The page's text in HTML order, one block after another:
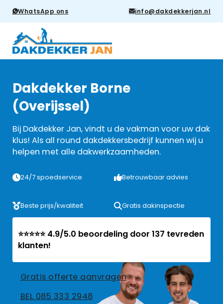
WhatsApp ons info@dakdekkerjan.nl
Dakdekker Borne
(Overijssel)
Bij Dakdekker Jan, vindt u de vakman voor uw dak
klus! Als all round dakdekkersbedrijf kunnen wij u
helpen met alle dakwerkzaamheden.
24/7 spoedservice Betrouwbaar advies
Beste prijs/kwaliteit Gratis dakinspectie
⭐⭐⭐⭐⭐ 4.9/5.0 beoordeling door 137 tevreden
klanten!
Gratis offerte aanvragen
BEL 085 333 2948